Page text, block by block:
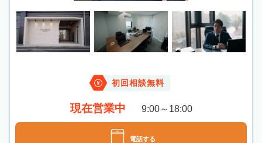
初回相談無料
現在営業中 9:00～18:00
電話する